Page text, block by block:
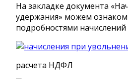
На закладке документа
удержания» можем
подробностями начислений
расчета НДФЛ